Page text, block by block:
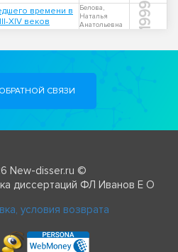
времени в
ХIV веков
Белова,
Наталья
Анатольевна
1999
СВЯЗИ
New-disser.ru ©
диссертаций ФЛ Иванов Е О
условия возврата